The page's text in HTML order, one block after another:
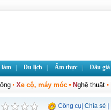
làm Du lịch Ẩm thực Đấu giá
Xe cộ, máy móc Nghệ thuật
Chia sẻ
Công cụ